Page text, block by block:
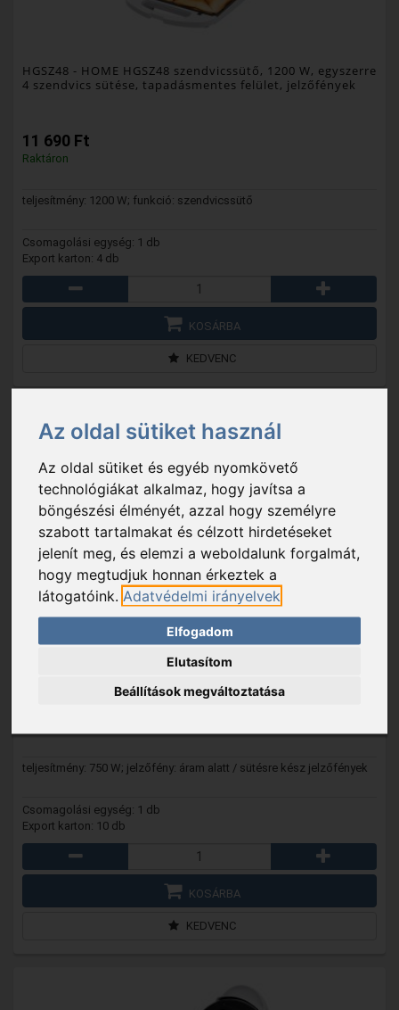
Az oldal sütiket használ
Az oldal sütiket és egyéb nyomkövető
technológiákat alkalmaz, hogy javítsa a
böngészési élményét, azzal hogy személyre
szabott tartalmakat és célzott hirdetéseket
jelenít meg, és elemzi a weboldalunk forgalmát,
hogy megtudjuk honnan érkeztek a
látogatóink. Adatvédelmi irányelvek
Elfogadom
Elutasítom
Beállítások megváltoztatása
HGSZ48 - HOME HGSZ48 szendvicssütő, 1200 W, egyszerre
4 szendvics sütése, tapadásmentes felület, jelzőfények
11 690 Ft
Raktáron
teljesítmény: 1200 W; funkció: szendvicssütő
Csomagolási egység: 1 db
Export karton: 4 db
KOSÁRBA
KEDVENC
- Home HG GS 21 gofrisütő, teljesítmény 750 W,
teljesítmény: 750 W; jelzőfény: áram alatt / sütésre kész jelzőfények
Csomagolási egység: 1 db
Export karton: 10 db
KOSÁRBA
KEDVENC